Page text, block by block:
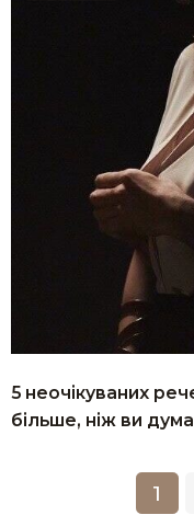
5 неочікуваних
більше, ніж ви
1